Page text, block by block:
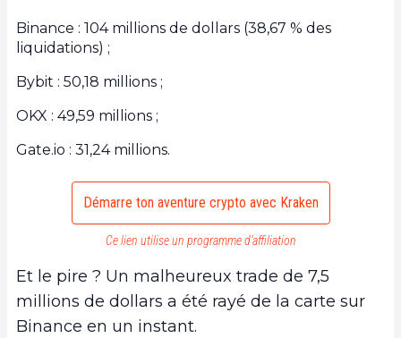
Binance : 104 millions de dollars (38,67 % des
liquidations) ;
Bybit : 50,18 millions ;
OKX : 49,59 millions ;
Gate.io : 31,24 millions.
Démarre ton aventure crypto avec Kraken
Ce lien utilise un programme d’affiliation
Et le pire ? Un malheureux trade de 7,5
millions de dollars a été rayé de la carte sur
Binance en un instant.